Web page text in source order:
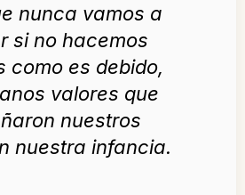
nunca vamos a
si no hacemos
como es debido,
valores que
nuestros
nuestra infancia.